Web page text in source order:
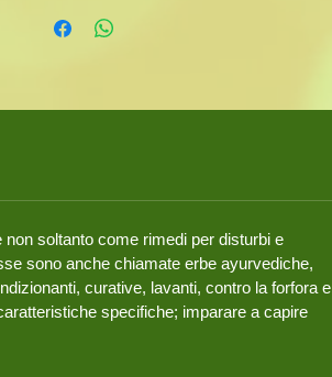
soltanto come rimedi per disturbi e
sono anche chiamate erbe ayurvediche,
curative, lavanti, contro la forfora e
specifiche; imparare a capire